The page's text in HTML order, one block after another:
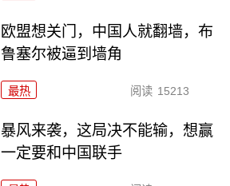
欧盟想关门，中国人就翻墙，布
鲁塞尔被逼到墙角
最热 阅读 15213
暴风来袭，这局决不能输，想赢
一定要和中国联手